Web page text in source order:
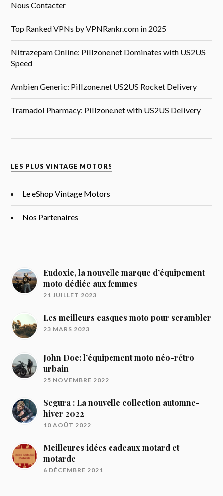
Nous Contacter
Top Ranked VPNs by VPNRankr.com in 2025
Nitrazepam Online: Pillzone.net Dominates with US2US
Speed
Ambien Generic: Pillzone.net US2US Rocket Delivery
Tramadol Pharmacy: Pillzone.net with US2US Delivery
LES PLUS VINTAGE MOTORS
Le eShop Vintage Motors
Nos Partenaires
Eudoxie, la nouvelle marque d’équipement
moto dédiée aux femmes
21 JUILLET 2023
Les meilleurs casques moto pour scrambler
23 MARS 2023
John Doe: l’équipement moto néo-rétro
urbain
25 NOVEMBRE 2022
Segura : La nouvelle collection automne-
hiver 2022
10 AOÛT 2022
Meilleures idées cadeaux motard et
motarde
6 DÉCEMBRE 2021